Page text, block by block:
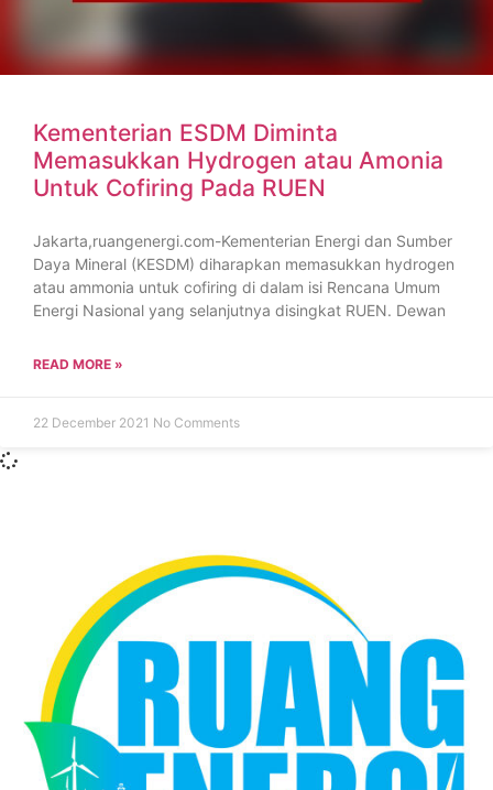
Kementerian ESDM Diminta
Memasukkan Hydrogen atau Amonia
Untuk Cofiring Pada RUEN
Jakarta,ruangenergi.com-Kementerian Energi dan Sumber
Daya Mineral (KESDM) diharapkan memasukkan hydrogen
atau ammonia untuk cofiring di dalam isi Rencana Umum
Energi Nasional yang selanjutnya disingkat RUEN. Dewan
READ MORE »
22 December 2021 No Comments